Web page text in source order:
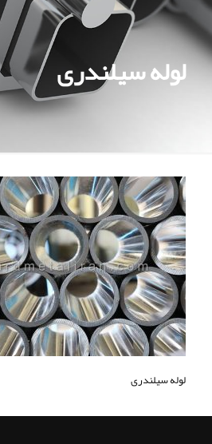
لوله سيلندری
لوله سيلندری